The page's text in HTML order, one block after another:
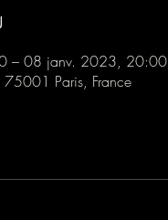
– 08 janv. 2023, 20:00
75001 Paris, France